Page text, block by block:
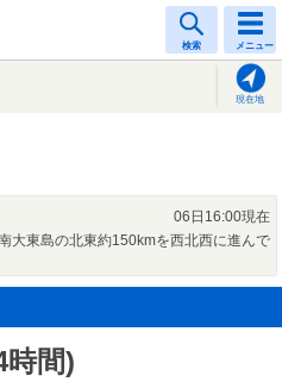
検索 メニュー
現在地
06日16:00現在
大東島の北東約150kmを西北西に進んで
時間)